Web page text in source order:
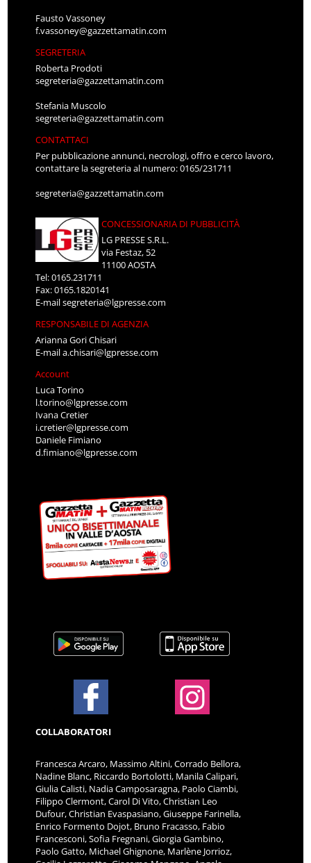
Fausto Vassoney
f.vassoney@gazzettamatin.com
SEGRETERIA
Roberta Prodoti
segreteria@gazzettamatin.com
Stefania Muscolo
segreteria@gazzettamatin.com
CONTATTACI
Per pubblicazione annunci, necrologi, offro e cerco lavoro,
contattare la segreteria al numero: 0165/231711
segreteria@gazzettamatin.com
CONCESSIONARIA DI PUBBLICITÀ
LG PRESSE S.R.L.
via Festaz, 52
11100 AOSTA
Tel: 0165.231711
Fax: 0165.1820141
E-mailsegreteria@lgpresse.com
RESPONSABILE DI AGENZIA
Arianna Gori Chisari
E-maila.chisari@lgpresse.com
Account
Luca Torino
l.torino@lgpresse.com
Ivana Cretier
i.cretier@lgpresse.com
Daniele Fimiano
d.fimiano@lgpresse.com
COLLABORATORI
Francesca Arcaro, Massimo Altini, Corrado Bellora,
Nadine Blanc, Riccardo Bortolotti, Manila Calipari,
Giulia Calisti, Nadia Camposaragna, Paolo Ciambi,
Filippo Clermont, Carol Di Vito, Christian Leo
Dufour, Christian Evaspasiano, Giuseppe Farinella,
Enrico Formento Dojot, Bruno Fracasso, Fabio
Francesconi, Sofia Fregnani, Giorgia Gambino,
Paolo Gatto, Michael Ghignone, Marlène Jorrioz,